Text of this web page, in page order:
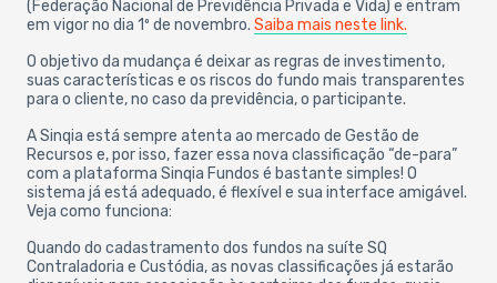
(Federação Nacional de Previdência Privada e Vida) e entram
em vigor no dia 1º de novembro. Saiba mais neste link.
O objetivo da mudança é deixar as regras de investimento,
suas características e os riscos do fundo mais transparentes
para o cliente, no caso da previdência, o participante.
A Sinqia está sempre atenta ao mercado de Gestão de
Recursos e, por isso, fazer essa nova classificação “de-para”
com a plataforma Sinqia Fundos é bastante simples! O
sistema já está adequado, é flexível e sua interface amigável.
Veja como funciona:
Quando do cadastramento dos fundos na suíte SQ
Contraladoria e Custódia, as novas classificações já estarão